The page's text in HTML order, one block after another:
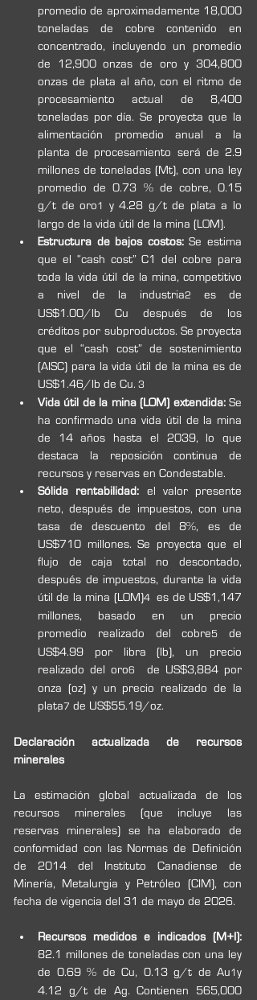
promedio de aproximadamente 18,000
toneladas de cobre contenido en
concentrado, incluyendo un promedio
de 12,900 onzas de oro y 304,800
onzas de plata al año, con el ritmo de
procesamiento actual de 8,400
toneladas por día. Se proyecta que la
alimentación promedio anual a la
planta de procesamiento será de 2.9
millones de toneladas (Mt), con una ley
promedio de 0.73 % de cobre, 0.15
g/t de oro1
y 4.28 g/t de plata a lo
largo de la vida útil de la mina (LOM).
Estructura de bajos costos: Se estima
que el “cash cost” C1 del cobre para
toda la vida útil de la mina, competitivo
a nivel de la industria2
es de
US$1.00/lb Cu después de los
créditos por subproductos. Se proyecta
que el “cash cost” de sostenimiento
(AISC) para la vida útil de la mina es de
US$1.46/lb de Cu. 3
Vida útil de la mina (LOM) extendida: Se
ha confirmado una vida útil de la mina
de 14 años hasta el 2039, lo que
destaca la reposición continua de
recursos y reservas en Condestable.
Sólida rentabilidad: el valor presente
neto, después de impuestos, con una
tasa de descuento del 8%, es de
US$710 millones. Se proyecta que el
flujo de caja total no descontado,
después de impuestos, durante la vida
útil de la mina (LOM)4 es de US$1,147
millones, basado en un precio
promedio realizado del cobre5 de
US$4.99 por libra (lb), un precio
realizado del oro6
de US$3,884 por
onza (oz) y un precio realizado de la
plata7 de US$55.19/oz.
Declaración actualizada de recursos
minerales
La estimación global actualizada de los
recursos minerales (que incluye las
reservas minerales) se ha elaborado de
conformidad con las Normas de Definición
de 2014 del Instituto Canadiense de
Minería, Metalurgia y Petróleo (CIM), con
fecha de vigencia del 31 de mayo de 2026.
Recursos medidos e indicados (M+I):
82.1 millones de toneladas con una ley
de 0.69 % de Cu, 0.13 g/t de Au1 y
4.12 g/t de Ag. Contienen 565,000